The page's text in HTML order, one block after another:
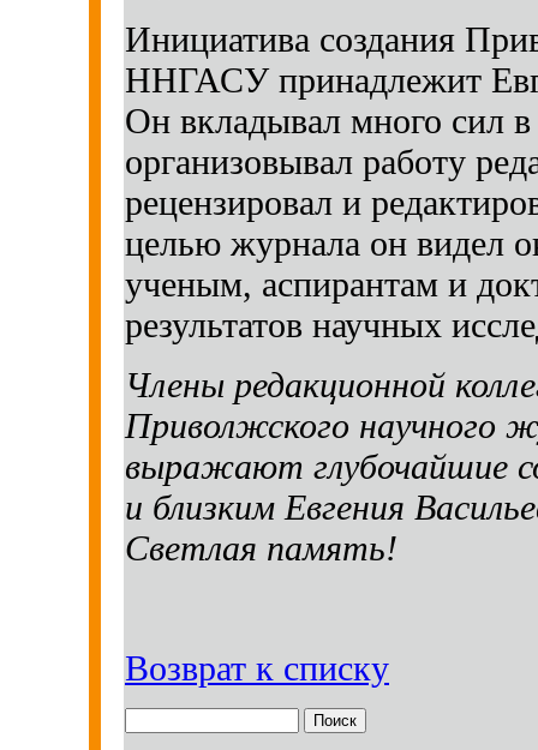
Инициатива создания
ННГАСУ принадлежит
Он вкладывал много сил в
организовывал работу
рецензировал и
целью журнала он видел
ученым, аспирантам и
результатов научных
Члены редакционной
Приволжского научного
выражают глубочайшие
и близким Евгения
Светлая память!
Возврат к списку